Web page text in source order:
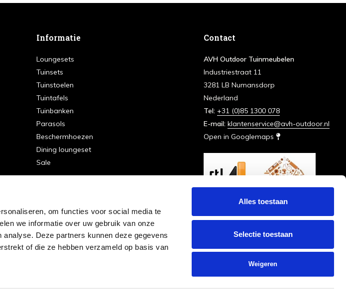
om functies voor social media te
we informatie over uw gebruik van onze
Deze partners kunnen deze gegevens
of die ze hebben verzameld op basis van
Alles toestaan
Selectie toestaan
Weigeren
Informatie
Loungesets
Tuinsets
Tuinstoelen
Tuintafels
Tuinbanken
Parasols
Beschermhoezen
Dining loungeset
Sale
Contact
AVH Outdoor Tuinmeubelen
Industriestraat 11
3281 LB Numansdorp
Nederland
Tel: +31 (0)85 1300 078
E-mail: klantenservice@avh-outdoor.nl
Open in Googlemaps